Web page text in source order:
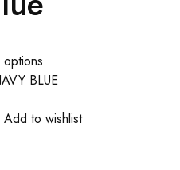
Add to wishlist